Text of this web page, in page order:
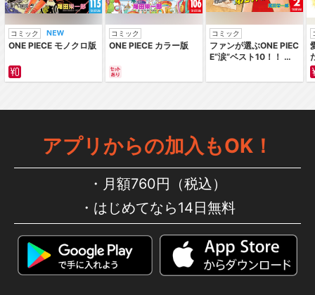
キン肉マン 正義超人VS古代
キン肉マン 逆襲！宇宙かくれ
超人
キン肉マン 晴れ姿！正義超人
コミック
ONE PIECE モノクロ版
コミック
ONE PIECE カラー版
コミック
ファンが選ぶONE PIEC
E“涙”ベスト10！！ ～
編～ カラー版
アプリからの加入もOK！
月額760円（税込）
はじめてなら14日無料